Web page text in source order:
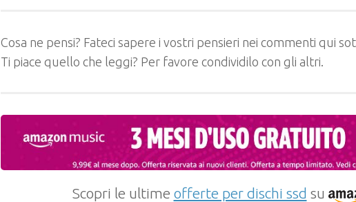
Cosa ne pensi? Fateci sapere i vostri pensieri nei commenti qui
Ti piace quello che leggi? Per favore condividilo con gli altri.
Scopri le ultime offerte per dischi ssd su